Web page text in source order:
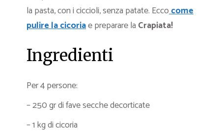
la pasta, con i ciccioli, senza patate. Eccocome
pulire la cicoriae preparare la Crapiata!
Ingredienti
Per 4 persone:
– 250 gr di fave secche decorticate
– 1 kg di cicoria